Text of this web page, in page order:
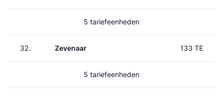
5 tariefeenheden
32. Zevenaar 133 TE
5 tariefeenheden